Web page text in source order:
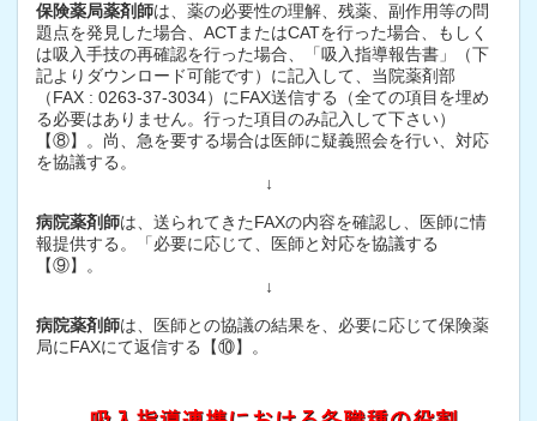
保険薬局薬剤師は、薬の必要性の理解、残薬、副作用等の問
題点を発見した場合、ACTまたはCATを行った場合、もしく
は吸入手技の再確認を行った場合、「吸入指導報告書」（下
記よりダウンロード可能です）に記入して、当院薬剤部
（FAX : 0263-37-3034）にFAX送信する（全ての項目を埋め
る必要はありません。行った項目のみ記入して下さい）
【⑧】。尚、急を要する場合は医師に疑義照会を行い、対応
を協議する。
↓
病院薬剤師は、送られてきたFAXの内容を確認し、医師に情
報提供する。「必要に応じて、医師と対応を協議する
【⑨】。
↓
病院薬剤師は、医師との協議の結果を、必要に応じて保険薬
局にFAXにて返信する【⑩】。